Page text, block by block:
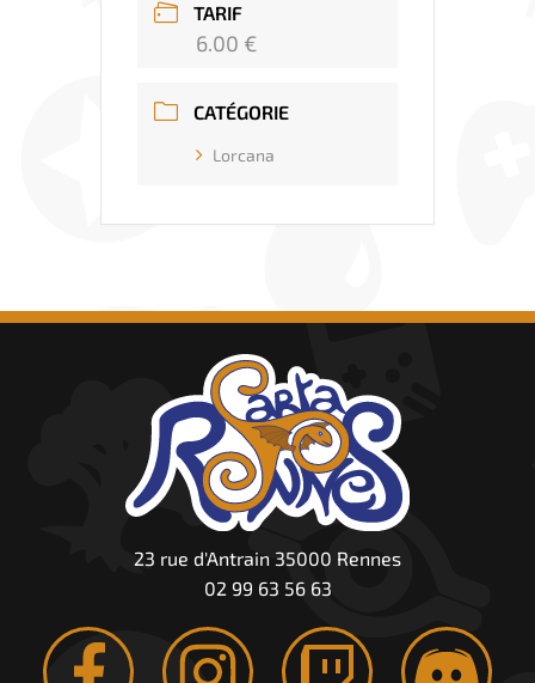
TARIF
6.00 €
CATÉGORIE
Lorcana
23 rue d'Antrain 35000 Rennes
02 99 63 56 63